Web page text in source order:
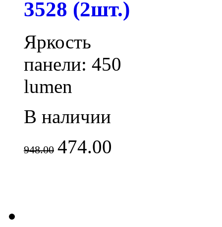
3528 (2шт.)
Яркость
панели: 450
lumen
В наличии
948.00 474.00